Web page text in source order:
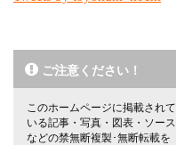
ご注意ください！
このホームページに掲載されて
いる記事・写真・図表・ソース
などの禁無断複製･無断転載を